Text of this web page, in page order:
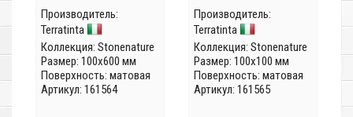
Производитель:
Terratinta
Коллекция: Stonenature
Размер: 100x600 мм
Поверхность: матовая
Артикул: 161564
Производитель:
Terratinta
Коллекция: Stonenature
Размер: 100x100 мм
Поверхность: матовая
Артикул: 161565